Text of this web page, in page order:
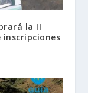
la II
inscripciones